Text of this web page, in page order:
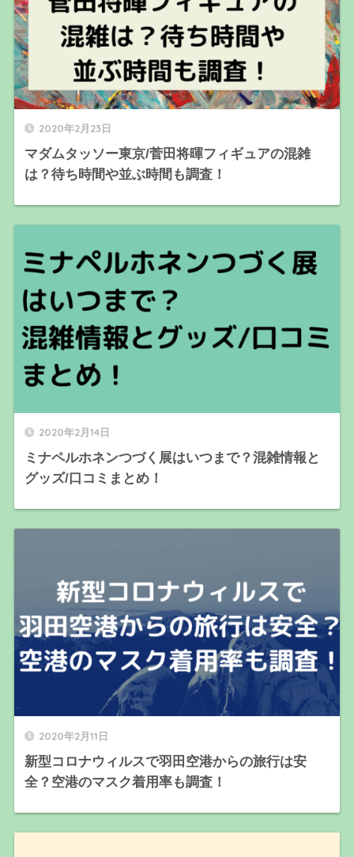
2020年2月23日
マダムタッソー東京/菅田将暉フィギュアの混雑
は？待ち時間や並ぶ時間も調査！
2020年2月14日
ミナペルホネンつづく展はいつまで？混雑情報と
グッズ/口コミまとめ！
2020年2月11日
新型コロナウィルスで羽田空港からの旅行は安
全？空港のマスク着用率も調査！